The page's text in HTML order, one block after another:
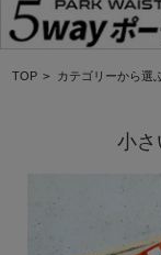
TOP > カテゴリーから選
小さ